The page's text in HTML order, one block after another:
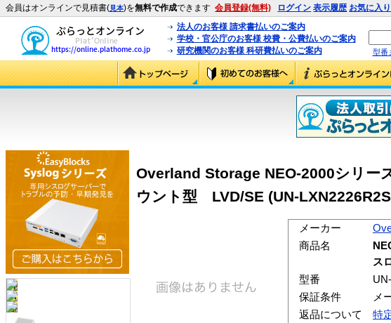
会員はオンラインで見積書(見本)を無料で作成できます 会員登録(無料) ログイン 表示履歴 お気に入
法人のお客様 請求書払いのご案内
学校・官公庁のお客様 校費・公費払いのご案内
研究機関のお客様 科研費払いのご案内
型番
Overland Storage NEO-2000シリ
ウント型 LVD/SE (UN-
メーカー
商品名
ス
型番
保証条件
メ
返品について
特